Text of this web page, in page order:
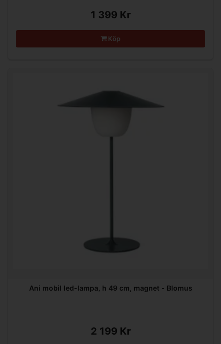
1 399 Kr
Köp
Ani mobil led-lampa, h 49 cm, magnet - Blomus
2 199 Kr